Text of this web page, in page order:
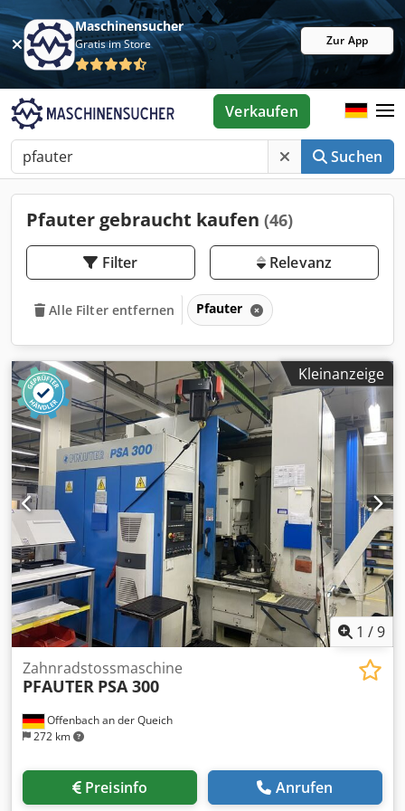
Maschinensucher
Gratis im Store Zur App
Suchen
Verkaufen
Pfauter gebraucht kaufen (46)
Filter Relevanz
Alle Filter entfernen Pfauter
Kleinanzeige
1 /9
Offenbach an der Queich
272 km
Zahnradstossmaschine
PFAUTER PSA 300
Preisinfo Anrufen